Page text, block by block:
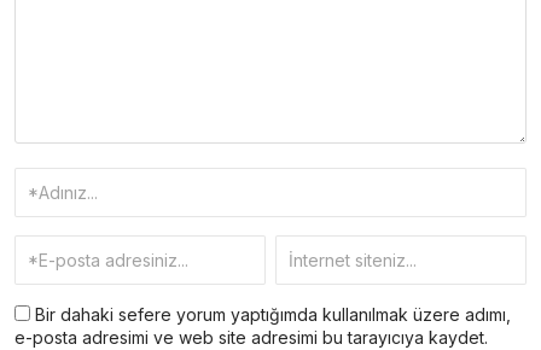
Bir dahaki sefere yorum yaptığımda kullanılmak üzere adımı,
e-posta adresimi ve web site adresimi bu tarayıcıya kaydet.